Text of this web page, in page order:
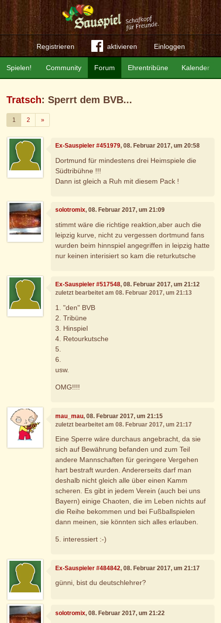
Registrieren aktivieren Einloggen
Community Forum Ehrentribüne Kalender
Spielen!
Tratsch: Sperrt dem BVB...
1 2 »Weiter
Ex-Sauspieler #451979, 08. Februar 2017, um 20:58
Dortmund für mindestens drei Heimspiele die
Südtribühne !!!
Dann ist gleich a Ruh mit diesem Pack !
solotromix, 08. Februar 2017, um 21:09
stimmt wäre die richtige reaktion,aber auch die
leipzig kurve, nicht zu vergessen dortmund fans
wurden beim hinnspiel angegriffen in leipzig hatte
nur keinen interisiert so kam die returkutsche
Ex-Sauspieler #517548, 08. Februar 2017, um 21:12
zuletzt bearbeitet am 08. Februar 2017, um 21:13
1. "den" BVB
2. Tribüne
3. Hinspiel
4. Retourkutsche
5.
6.
usw.
OMG!!!!
mau_mau, 08. Februar 2017, um 21:15
zuletzt bearbeitet am 08. Februar 2017, um 21:17
Eine Sperre wäre durchaus angebracht, da sie
sich auf Bewährung befanden und zum Teil
andere Mannschaften für geringere Vergehen
hart bestraft wurden. Andererseits darf man
deshalb nicht gleich alle über einen Kamm
scheren. Es gibt in jedem Verein (auch bei uns
Bayern) einige Chaoten, die im Leben nichts auf
die Reihe bekommen und bei Fußballspielen
dann meinen, sie könnten sich alles erlauben.
5. interessiert :-)
Ex-Sauspieler #484842, 08. Februar 2017, um 21:17
günni, bist du deutschlehrer?
solotromix, 08. Februar 2017, um 21:22